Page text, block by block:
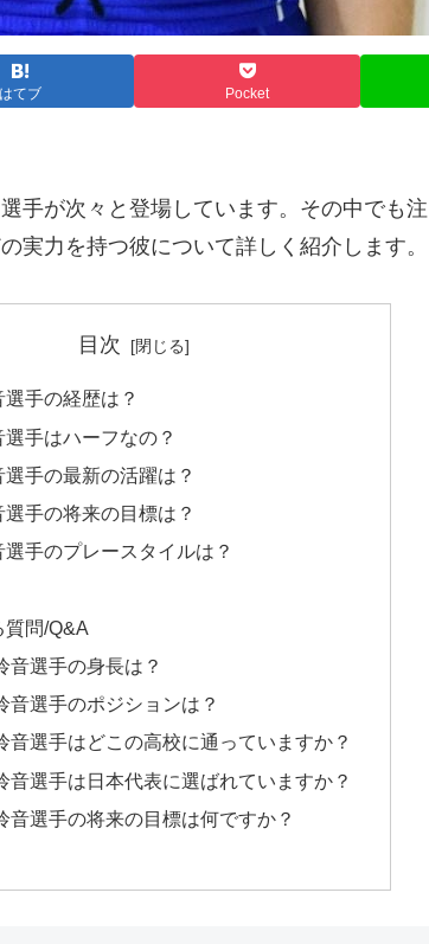
はてブ Pocket
手が次々と登場しています。その中でも
実力を持つ彼について詳しく紹介します。
目次
手の経歴は？
手はハーフなの？
手の最新の活躍は？
手の将来の目標は？
選手のプレースタイルは？
質問/Q&A
音選手の身長は？
音選手のポジションは？
音選手はどこの高校に通っていますか？
音選手は日本代表に選ばれていますか？
音選手の将来の目標は何ですか？